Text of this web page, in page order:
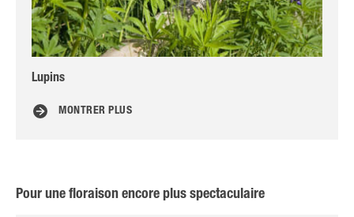
Lupins
MONTRER PLUS
Pour une floraison encore plus spectaculaire